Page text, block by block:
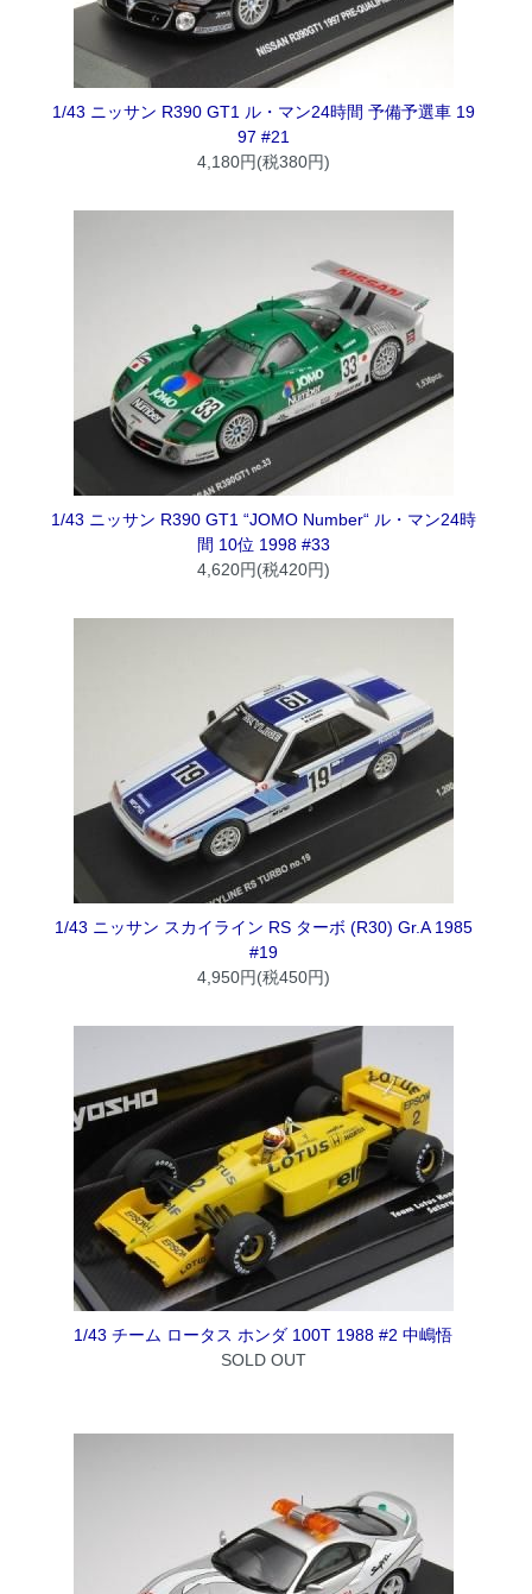
1/43 ニッサン R390 GT1 ル・マン24時間 予備予選車 19
97 #21
4,180円(税380円)
1/43 ニッサン R390 GT1 “JOMO Number“ ル・マン24時
間 10位 1998 #33
4,620円(税420円)
1/43 ニッサン スカイライン RS ターボ (R30) Gr.A 1985
#19
4,950円(税450円)
1/43 チーム ロータス ホンダ 100T 1988 #2 中嶋悟
SOLD OUT